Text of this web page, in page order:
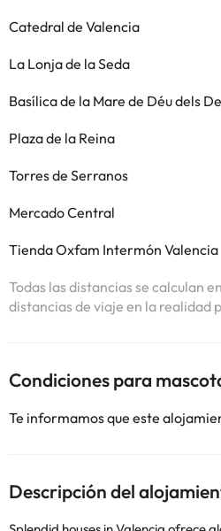
Catedral de Valencia
La Lonja de la Seda
Basílica de la Mare de Déu dels
Plaza de la Reina
Torres de Serranos
Mercado Central
Tienda Oxfam Intermón Valencia
Todas las distancias se calculan
distancias de viaje en la realidad
Condiciones para
Te informamos que este
Descripción del